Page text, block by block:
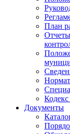
План
Документы